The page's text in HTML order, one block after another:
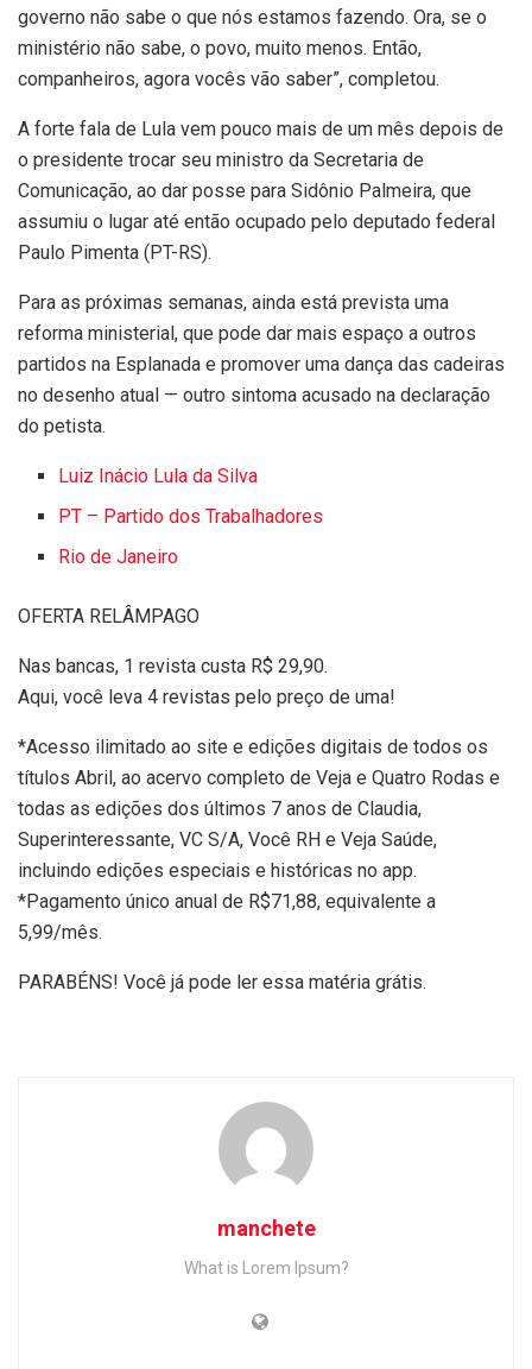
governo não sabe o que nós estamos fazendo. Ora, se o
ministério não sabe, o povo, muito menos. Então,
companheiros, agora vocês vão saber”, completou.
A forte fala de Lula vem pouco mais de um mês depois de
o presidente trocar seu ministro da Secretaria de
Comunicação, ao dar posse para Sidônio Palmeira, que
assumiu o lugar até então ocupado pelo deputado federal
Paulo Pimenta (PT-RS).
Para as próximas semanas, ainda está prevista uma
reforma ministerial, que pode dar mais espaço a outros
partidos na Esplanada e promover uma dança das cadeiras
no desenho atual — outro sintoma acusado na declaração
do petista.
Luiz Inácio Lula da Silva
PT – Partido dos Trabalhadores
Rio de Janeiro
OFERTA RELÂMPAGO
Nas bancas, 1 revista custa R$ 29,90.
Aqui, você leva 4 revistas pelo preço de uma!
*Acesso ilimitado ao site e edições digitais de todos os
títulos Abril, ao acervo completo de Veja e Quatro Rodas e
todas as edições dos últimos 7 anos de Claudia,
Superinteressante, VC S/A, Você RH e Veja Saúde,
incluindo edições especiais e históricas no app.
*Pagamento único anual de R$71,88, equivalente a
5,99/mês.
PARABÉNS! Você já pode ler essa matéria grátis.
manchete
What is Lorem Ipsum?